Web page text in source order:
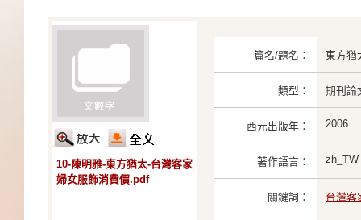
10-陳明雅-東方猶太-台灣客家
婦女服飾消費價.pdf
篇名/題名： 東方猶
類型： 期刊論
西元出版年： 2006
著作語言： zh_TW
關鍵詞： 台灣客